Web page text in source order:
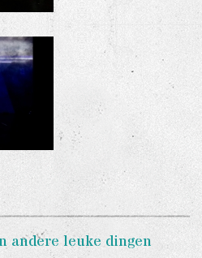
andere leuke dingen